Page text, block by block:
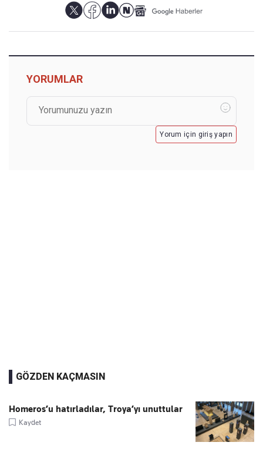
YORUMLAR
Yorum için giriş yapın
GÖZDEN KAÇMASIN
Homeros’u hatırladılar, Troya’yı unuttular
Kaydet